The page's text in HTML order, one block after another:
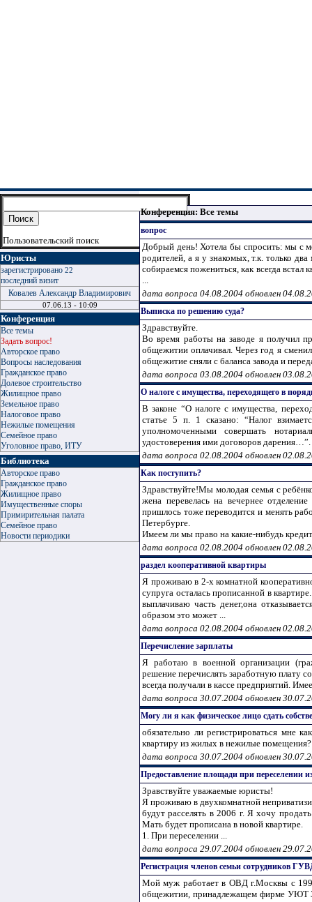
Пользовательский поиск
Юристы
зарегистрировано 22
последний визит
Ковалев Александр Владимирович
07.06.13 - 10:09
Конференция
Все темы
Задать вопрос!
Авторское право
Вопросы наследования
Гражданское право
Долевое строительство
Жилищное право
Земельное право
Налоговое право
Нежилые помещения
Семейное право
Уголовное право, ИТУ
Библиотека
Авторское право
Гражданское право
Жилищное право
Имущественные споры
Примирительная палата
Семейное право
Новости периодики
Конференция: Все темы
вопрос
Добрый день! Хотела бы спросить: мы с
родителей, а я у знакомых, т.к. только
собираемся пожениться, как всегда
...
дата вопроса 04.08.2004 обновлен
Выписка по решению суда?
Здравствуйте.
Во время работы на заводе я получил
общежитии оплачивал. Через год я
общежитие сняли с баланса завода и
дата вопроса 03.08.2004 обновлен
О налоге с имущества, переходящего в
В законе “О налоге с имущества,
статье 5 п. 1 сказано: “Налог
уполномоченными совершать
удостоверения ими договоров дарения…”.
дата вопроса 02.08.2004 обновлен
Как поступить?
Здравствуйте!Мы молодая семья с
жена перевелась на вечернее
пришлось тоже переводится и менять
Петербурге.
Имеем ли мы право на какие-нибудь
дата вопроса 02.08.2004 обновлен
раздел кооперативной квартиры
Я проживаю в 2-х комнатной
супруга осталась прописанной в
выплачиваю часть денег,она
образом это может ...
дата вопроса 02.08.2004 обновлен
Перечисление зарплаты
Я работаю в военной организации
решение перечислять заработную плату
всегда получали в кассе предприятий.
дата вопроса 30.07.2004 обновлен
Могу ли я как физическое лицо сдать
обязательно ли регистрироваться мне
квартиру из жилых в нежилые помещения?
дата вопроса 30.07.2004 обновлен
Предоставление площади при переселении
Зравствуйте уважаемые юристы!
Я проживаю в двухкомнатной
будут расселять в 2006 г. Я хочу
Мать будет прописана в новой квартире.
1. При переселении ...
дата вопроса 29.07.2004 обновлен
Регистрация членов семьи сотрудников
Мой муж работает в ОВД г.Москвы с 1994
общежитии, принадлежащем фирме УЮТ